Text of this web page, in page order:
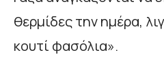
θερμίδες την ημέρα,
κουτί φασόλια».